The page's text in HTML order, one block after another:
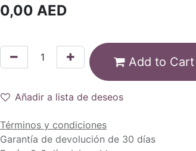
0,00 AED
Add to Cart
Añadir a lista de deseos
Términos y condiciones
Garantía de devolución de 30 días